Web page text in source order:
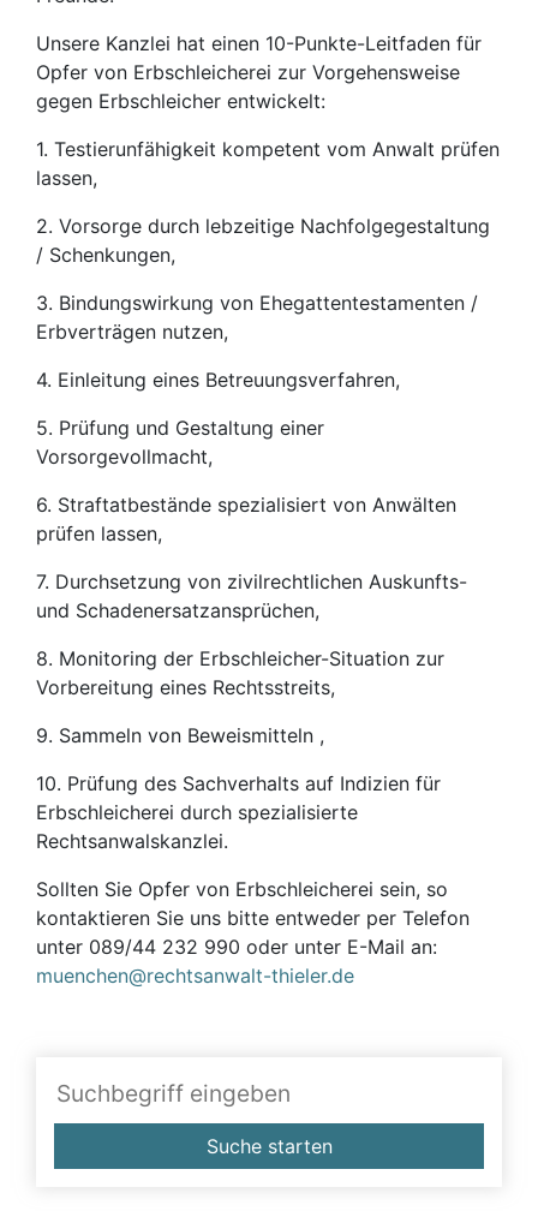
Unsere Kanzlei hat einen 10-Punkte-Leitfaden für
Opfer von Erbschleicherei zur Vorgehensweise
gegen Erbschleicher entwickelt:
1. Testierunfähigkeit kompetent vom Anwalt prüfen
lassen,
2. Vorsorge durch lebzeitige Nachfolgegestaltung
/ Schenkungen,
3. Bindungswirkung von Ehegattentestamenten /
Erbverträgen nutzen,
4. Einleitung eines Betreuungsverfahren,
5. Prüfung und Gestaltung einer
Vorsorgevollmacht,
6. Straftatbestände spezialisiert von Anwälten
prüfen lassen,
7. Durchsetzung von zivilrechtlichen Auskunfts-
und Schadenersatzansprüchen,
8. Monitoring der Erbschleicher-Situation zur
Vorbereitung eines Rechtsstreits,
9. Sammeln von Beweismitteln ,
10. Prüfung des Sachverhalts auf Indizien für
Erbschleicherei durch spezialisierte
Rechtsanwalskanzlei.
Sollten Sie Opfer von Erbschleicherei sein, so
kontaktieren Sie uns bitte entweder per Telefon
unter 089/44 232 990 oder unter E-Mail an:
muenchen@rechtsanwalt-thieler.de
Suche starten